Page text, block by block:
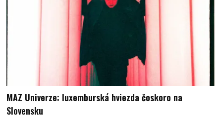
MAZ Univerze: luxemburská hviezda čoskoro na
Slovensku